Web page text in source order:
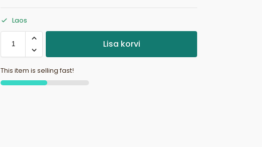
Laos
Lisa korvi
This item is selling fast!